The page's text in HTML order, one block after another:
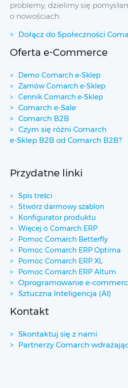
problemy, dzielimy się
o nowościach.
Dołącz do Społeczności
Oferta e-Commerce
Demo Comarch e-Sklep
Zamów Comarch e-Sklep
Cennik Comarch e-Sklep
Comarch e-Sale
Comarch B2B
Czym się różni Comarch
e-Sklep B2B od Comarch B2B?
Przydatne linki
Spis treści
Stwórz darmowy szablon
Konfigurator produktu
Więcej o Comarch ERP
Pomoc Comarch Betterfly
Pomoc Comarch ERP Optima
Pomoc Comarch ERP XL
Pomoc Comarch ERP Altum
Oprogramowanie e-
Sztuczna Inteligencja (AI)
Kontakt
Skontaktuj się z nami
Partnerzy Comarch